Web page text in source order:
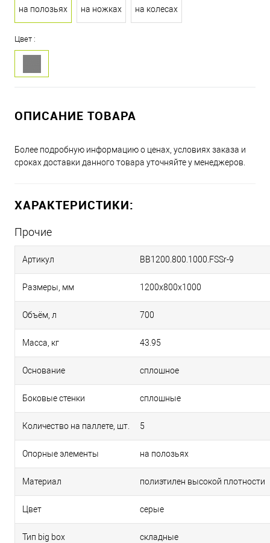
на полозьях на ножках на колесах
Цвет :
ОПИСАНИЕ ТОВАРА
Более подробную информацию о ценах, условиях заказа и
сроках доставки данного товара уточняйте у менеджеров.
ХАРАКТЕРИСТИКИ:
Прочие
Артикул BB1200.800.1000.FSSr-9
Размеры, мм 1200х800х1000
Объём, л 700
Масса, кг 43.95
Основание сплошное
Боковые стенки сплошные
Количество на паллете, шт. 5
Опорные элементы на полозьях
Материал полиэтилен высокой плотности
Цвет серые
Тип big box складные